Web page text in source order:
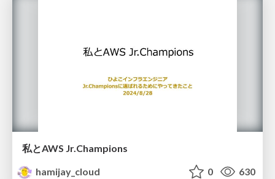
私とAWS Jr.Champions​
hamijay_cloud
0 630